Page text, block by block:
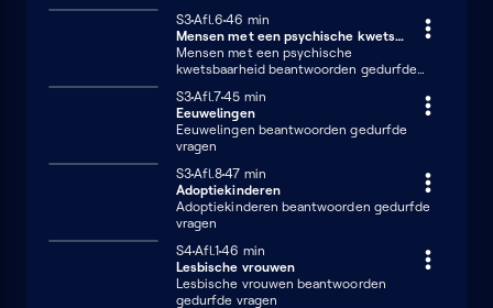
Seizoen 3
S3Afl.646 minuten
46 min
Mensen met een psychische kwetsbaarheid
Mensen met een psychische
kwetsbaarheid beantwoorden gedurfde
Seizoen 3
S3Afl.745 minuten
45 min
Eeuwelingen
Eeuwelingen beantwoorden gedurfde
vragen
Seizoen 3
S3Afl.847 minuten
47 min
Adoptiekinderen
Adoptiekinderen beantwoorden gedurfde
vragen
Seizoen 4
S4Afl.146 minuten
46 min
Lesbische vrouwen
Lesbische vrouwen beantwoorden
gedurfde vragen